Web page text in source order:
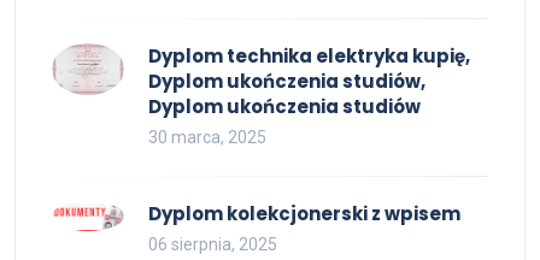
Dyplom technika elektryka kupię,
Dyplom ukończenia studiów,
Dyplom ukończenia studiów
30 marca, 2025
Dyplom kolekcjonerski z wpisem
06 sierpnia, 2025